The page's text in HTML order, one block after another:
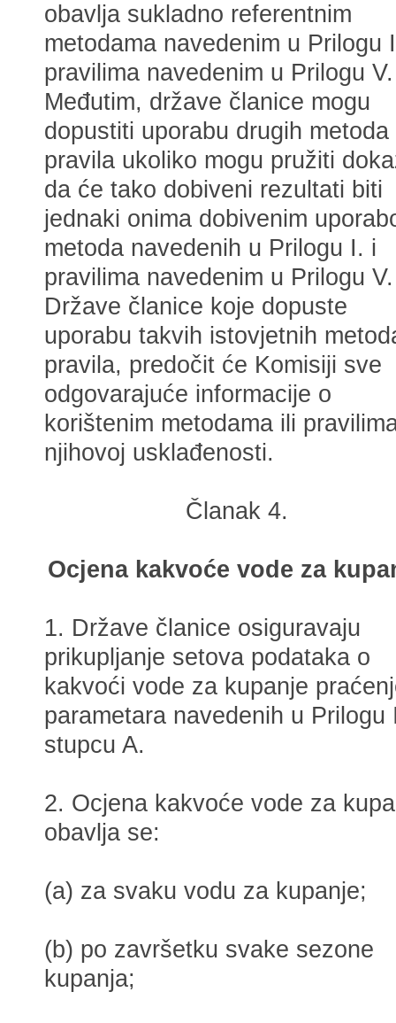
obavlja sukladno referentnim
metodama navedenim u Prilogu
pravilima navedenim u Prilogu V.
Međutim, države članice mogu
dopustiti uporabu drugih metoda
pravila ukoliko mogu pružiti
da će tako dobiveni rezultati biti
jednaki onima dobivenim
metoda navedenih u Prilogu I. i
pravilima navedenim u Prilogu V.
Države članice koje dopuste
uporabu takvih istovjetnih
pravila, predočit će Komisiji sve
odgovarajuće informacije o
korištenim metodama ili
njihovoj usklađenosti.
Članak 4.
Ocjena kakvoće vode za
1. Države članice osiguravaju
prikupljanje setova podataka o
kakvoći vode za kupanje
parametara navedenih u Prilogu
stupcu A.
2. Ocjena kakvoće vode za
obavlja se:
(a) za svaku vodu za kupanje;
(b) po završetku svake sezone
kupanja;